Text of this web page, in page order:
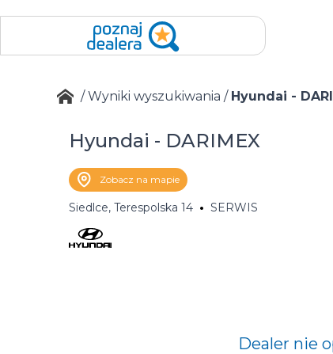
/Wyniki wyszukiwania / Hyundai -
Hyundai - DARIMEX
Zobacz na mapie
Siedlce, Terespolska 14 SERWIS
Dealer nie